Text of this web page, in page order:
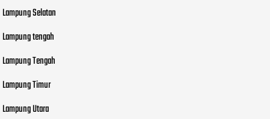
Lampung Selatan
Lampung tengah
Lampung Tengah
Lampung Timur
Lampung Utara